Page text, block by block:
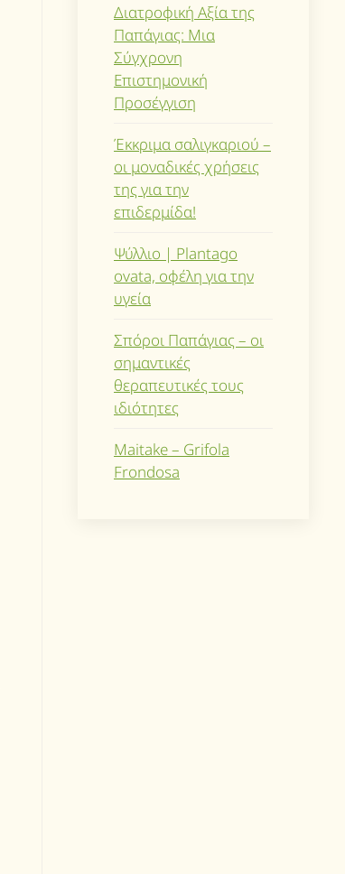
Διατροφική Αξία της
Παπάγιας: Μια
Σύγχρονη
Επιστημονική
Προσέγγιση
Έκκριμα σαλιγκαριού –
οι μοναδικές χρήσεις
της για την
επιδερμίδα!
Ψύλλιο | Plantago
ovata, οφέλη για την
υγεία
Σπόροι Παπάγιας – οι
σημαντικές
θεραπευτικές τους
ιδιότητες
Maitake – Grifola
Frondosa